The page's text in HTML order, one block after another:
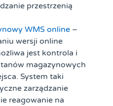
przestrzenią
WMS online –
wersji online
jest kontrola i
magazynowych
System taki
zarządzanie
reagowanie na